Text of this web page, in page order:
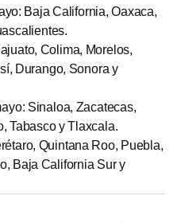
Baja California, Oaxaca,
Colima, Morelos,
Durango, Sonora y
Sinaloa, Zacatecas,
Tabasco y Tlaxcala.
Quintana Roo, Puebla,
Baja California Sur y